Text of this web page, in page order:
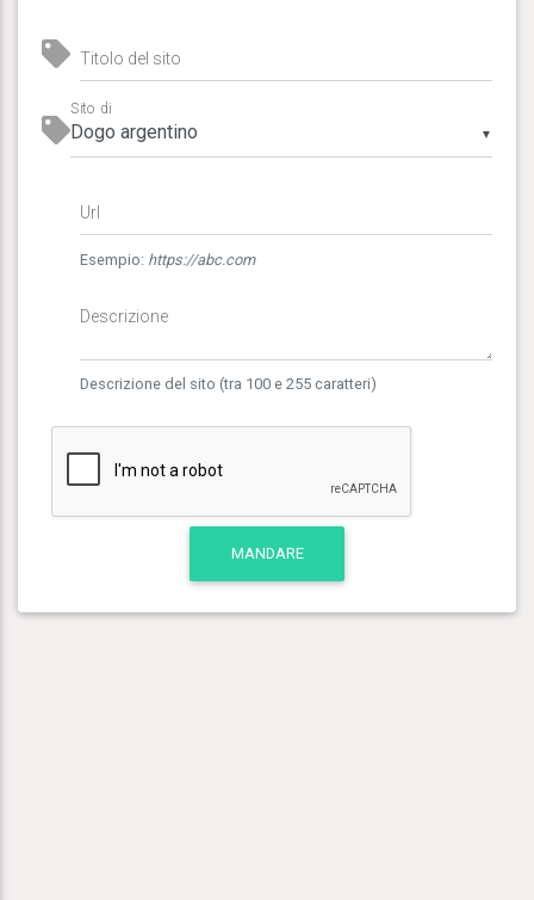
Titolo del sito
▼
Sito di
Url
Esempio: https://abc.com
Descrizione
Descrizione del sito (tra 100 e 255 caratteri)
MANDARE